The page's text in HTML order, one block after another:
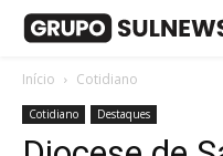
Início Cotidiano
Cotidiano Destaques